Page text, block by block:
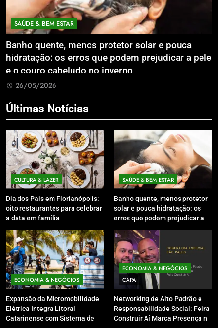
SAÚDE & BEM‑ESTAR
Banho quente, menos protetor solar e pouca
hidratação: os erros que podem prejudicar a pele
e o couro cabeludo no inverno
26/05/2026
Últimas Notícias
CULTURA & LAZER
Dia dos Pais em Florianópolis:
oito restaurantes para celebrar
a data em família
SAÚDE & BEM‑ESTAR
Banho quente, menos protetor
solar e pouca hidratação: os
erros que podem prejudicar a
inverno
ECONOMIA & NEGÓCIOS
Expansão da Micromobilidade
Elétrica Integra Litoral
Catarinense com Sistema de
ECONOMIA & NEGÓCIOS
CAPA
Networking de Alto Padrão e
Responsabilidade Social: Feira
Construir Aí Marca Presença no